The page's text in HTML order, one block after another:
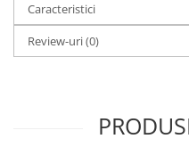
Caracteristici
Review-uri(0)